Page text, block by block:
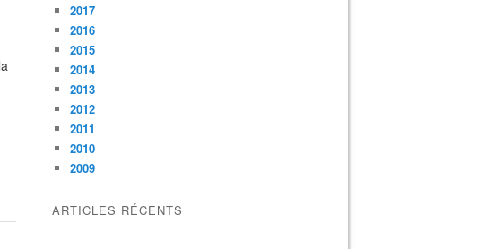
2017
2016
2015
2014
2013
2012
2011
2010
2009
ARTICLES RÉCENTS